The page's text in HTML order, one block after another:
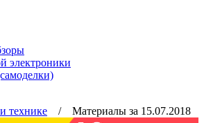
электроники
технике / Материалы за 15.07.2018